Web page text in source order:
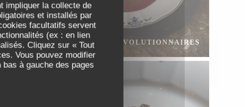
impliquer la collecte de
et installés par
facultatifs servent
(ex : en lien
Cliquez sur « Tout
Vous pouvez modifier
à gauche des pages
FILET DE BŒUF DES RÉVOLUTIONNAIRES